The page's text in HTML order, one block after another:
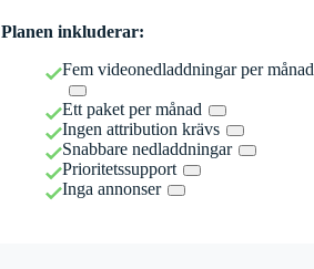
Planen inkluderar:
Fem videonedladdningar per månad
Ett paket per månad
Ingen attribution krävs
Snabbare nedladdningar
Prioritetssupport
Inga annonser